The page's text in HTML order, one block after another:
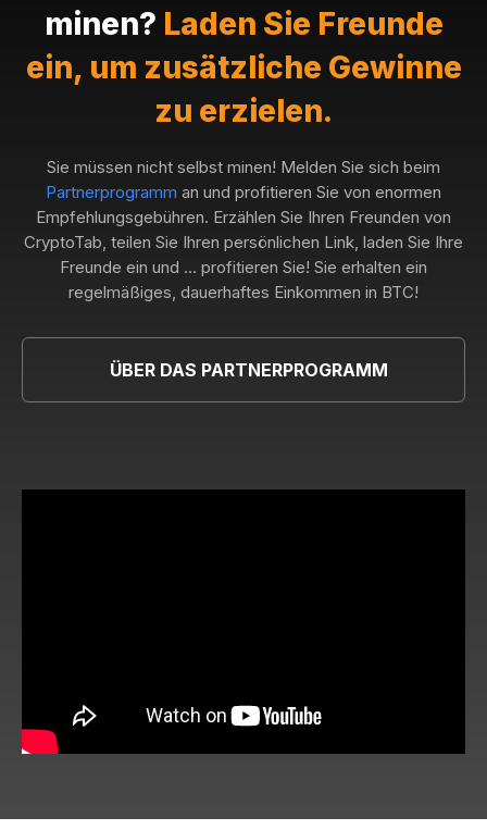
minen? Laden Sie Freunde
ein, um zusätzliche Gewinne
zu erzielen.
Sie müssen nicht selbst minen! Melden Sie sich beim
Partnerprogramm an und profitieren Sie von enormen
Empfehlungsgebühren. Erzählen Sie Ihren Freunden von
CryptoTab, teilen Sie Ihren persönlichen Link, laden Sie Ihre
Freunde ein und ... profitieren Sie! Sie erhalten ein
regelmäßiges, dauerhaftes Einkommen in BTC!
ÜBER DAS PARTNERPROGRAMM